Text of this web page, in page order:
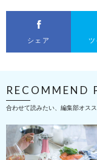
シェア ツ
RECOMMEND
合わせて読みたい、編集部オス